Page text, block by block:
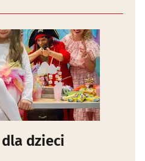
dzieci